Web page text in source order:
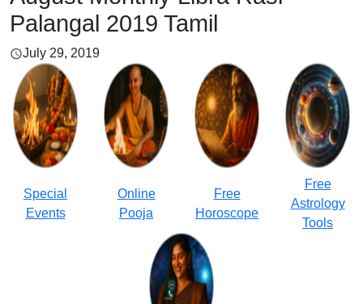
Palangal 2019 Tamil
July 29, 2019
Special
Events
Online
Pooja
Free
Horoscope
Free
Astrology
Tools